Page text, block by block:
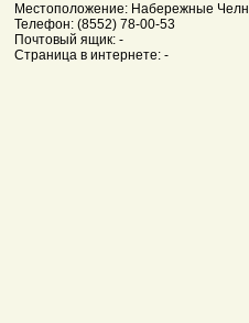
Местоположение: Набережные
Телефон: (8552) 78-00-53
Почтовый ящик: -
Страница в интернете: -